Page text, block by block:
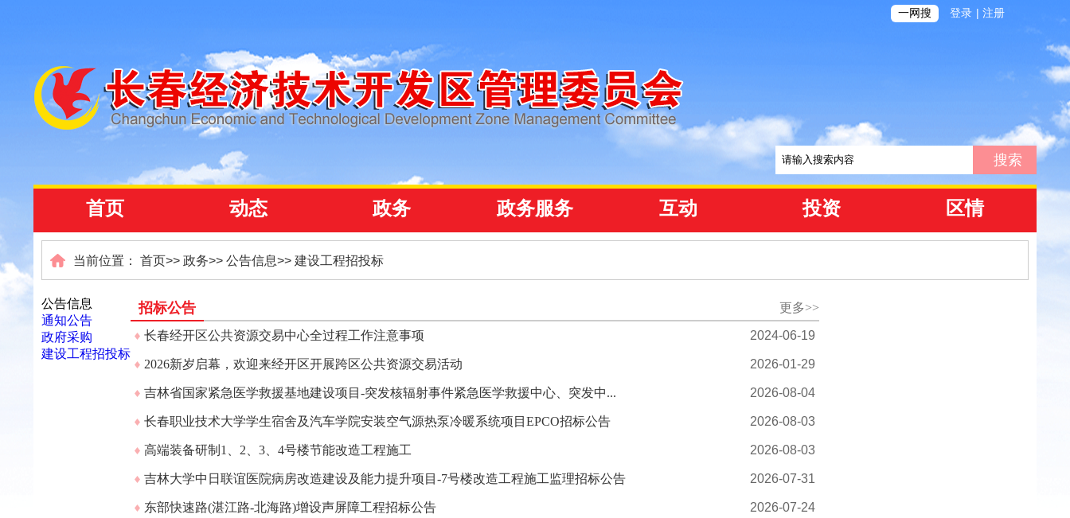
一网搜 登录 | 注册
首页 动态 政务 政务服务 互动 投资 区情
当前位置： 首页>> 政务>> 公告信息>> 建设工程招投标
公告信息
通知公告
政府采购
建设工程招投标
招标公告 更多>>
长春经开区公共资源交易中心全过程工作注意事项 2024-06-19
2026新岁启幕，欢迎来经开区开展跨区公共资源交易活动 2026-01-29
吉林省国家紧急医学救援基地建设项目-突发核辐射事件紧急医学救援中心、突发中... 2026-08-04
长春职业技术大学学生宿舍及汽车学院安装空气源热泵冷暖系统项目EPCO招标公告 2026-08-03
高端装备研制1、2、3、4号楼节能改造工程施工 2026-08-03
吉林大学中日联谊医院病房改造建设及能力提升项目-7号楼改造工程施工监理招标公告 2026-07-31
东部快速路(湛江路-北海路)增设声屏障工程招标公告 2026-07-24